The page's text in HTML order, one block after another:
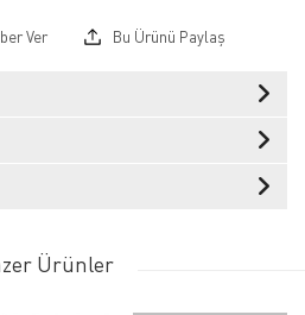
Ver Bu Ürünü Paylaş
Ürünler